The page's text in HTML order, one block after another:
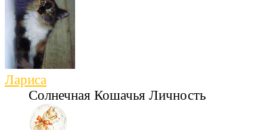
Лариса
Солнечная Кошачья Личность